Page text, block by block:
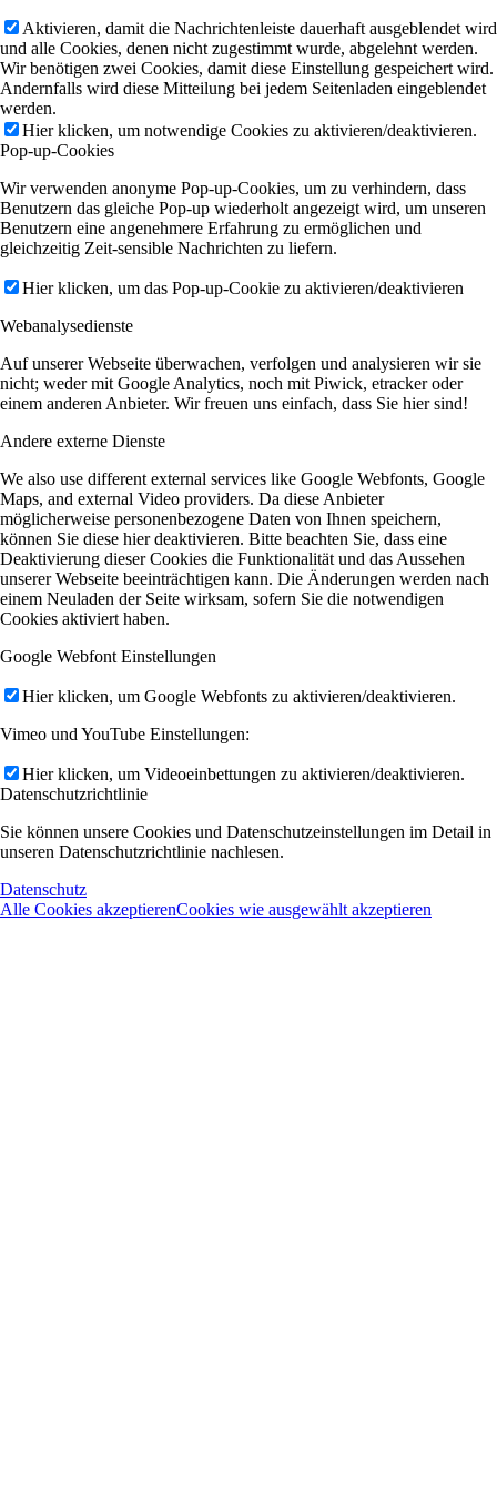
Aktivieren, damit die Nachrichtenleiste dauerhaft ausgeblendet wird
und alle Cookies, denen nicht zugestimmt wurde, abgelehnt werden.
Wir benötigen zwei Cookies, damit diese Einstellung gespeichert wird.
Andernfalls wird diese Mitteilung bei jedem Seitenladen eingeblendet
werden.
Hier klicken, um notwendige Cookies zu aktivieren/deaktivieren.
Pop-up-Cookies
Wir verwenden anonyme Pop-up-Cookies, um zu verhindern, dass
Benutzern das gleiche Pop-up wiederholt angezeigt wird, um unseren
Benutzern eine angenehmere Erfahrung zu ermöglichen und
gleichzeitig Zeit-sensible Nachrichten zu liefern.
Hier klicken, um das Pop-up-Cookie zu aktivieren/deaktivieren
Webanalysedienste
Auf unserer Webseite überwachen, verfolgen und analysieren wir sie
nicht; weder mit Google Analytics, noch mit Piwick, etracker oder
einem anderen Anbieter. Wir freuen uns einfach, dass Sie hier sind!
Andere externe Dienste
We also use different external services like Google Webfonts, Google
Maps, and external Video providers. Da diese Anbieter
möglicherweise personenbezogene Daten von Ihnen speichern,
können Sie diese hier deaktivieren. Bitte beachten Sie, dass eine
Deaktivierung dieser Cookies die Funktionalität und das Aussehen
unserer Webseite beeinträchtigen kann. Die Änderungen werden nach
einem Neuladen der Seite wirksam, sofern Sie die notwendigen
Cookies aktiviert haben.
Google Webfont Einstellungen
Hier klicken, um Google Webfonts zu aktivieren/deaktivieren.
Vimeo und YouTube Einstellungen:
Hier klicken, um Videoeinbettungen zu aktivieren/deaktivieren.
Datenschutzrichtlinie
Sie können unsere Cookies und Datenschutzeinstellungen im Detail in
unseren Datenschutzrichtlinie nachlesen.
Datenschutz
Alle Cookies akzeptierenCookies wie ausgewählt akzeptieren